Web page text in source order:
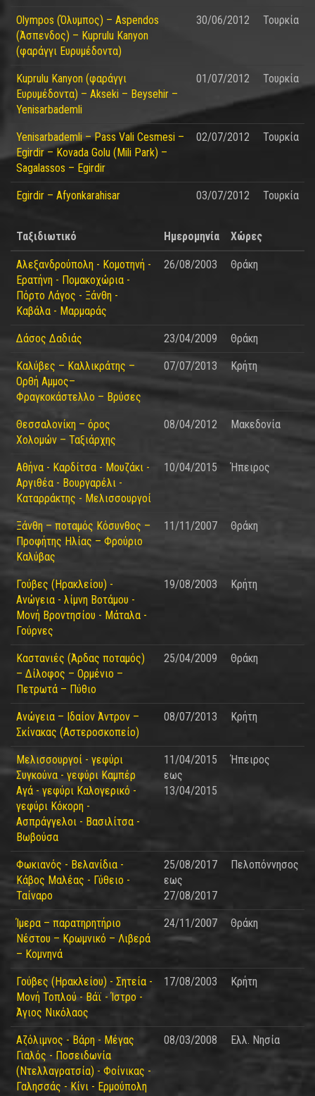
Olympos (Όλυμπος) – Aspendos
(Άσπενδος) – Kuprulu Kanyon
(φαράγγι Ευρυμέδοντα)
30/06/2012 Τουρκία
Kuprulu Kanyon (φαράγγι
Ευρυμέδοντα) – Akseki – Beysehir –
Yenisarbademli
01/07/2012 Τουρκία
Yenisarbademli – Pass Vali Cesmesi –
Egirdir – Kovada Golu (Mili Park) –
Sagalassos – Egirdir
02/07/2012 Τουρκία
Egirdir – Afyonkarahisar 03/07/2012 Τουρκία
Ταξιδιωτικό Ημερομηνία Χώρες
Αλεξανδρούπολη - Κομοτηνή -
Ερατήνη - Πομακοχώρια -
Πόρτο Λάγος - Ξάνθη -
Καβάλα - Μαρμαράς
26/08/2003 Θράκη
Δάσος Δαδιάς 23/04/2009 Θράκη
Καλύβες – Καλλικράτης –
Ορθή Αμμος–
Φραγκοκάστελλο – Βρύσες
07/07/2013 Κρήτη
Θεσσαλονίκη – όρος
Χολομών – Ταξιάρχης
08/04/2012 Μακεδονία
Αθήνα - Καρδίτσα - Μουζάκι -
Αργιθέα - Βουργαρέλι -
Καταρράκτης - Μελισσουργοί
10/04/2015 Ήπειρος
Ξάνθη – ποταμός Κόσυνθος –
Προφήτης Ηλίας – Φρούριο
Καλύβας
11/11/2007 Θράκη
Γούβες (Ηρακλείου) -
Ανώγεια - λίμνη Βοτάμου -
Μονή Βροντησίου - Μάταλα -
Γούρνες
19/08/2003 Κρήτη
Καστανιές (Άρδας ποταμός)
– Δίλοφος – Ορμένιο –
Πετρωτά – Πύθιο
25/04/2009 Θράκη
Ανώγεια – Ιδαίον Άντρον –
Σκίνακας (Αστεροσκοπείο)
08/07/2013 Κρήτη
Μελισσουργοί - γεφύρι
Συγκούνα - γεφύρι Καμπέρ
Αγά - γεφύρι Καλογερικό -
γεφύρι Κόκορη -
Ασπράγγελοι - Βασιλίτσα -
Βωβούσα
11/04/2015
εως
13/04/2015
Ήπειρος
Φωκιανός - Βελανίδια -
Κάβος Μαλέας - Γύθειο -
Ταίναρο
25/08/2017
εως
27/08/2017
Πελοπόννησος
Ίμερα – παρατηρητήριο
Νέστου – Κρωμνικό – Λιβερά
– Κομνηνά
24/11/2007 Θράκη
Γούβες (Ηρακλείου) - Σητεία -
Μονή Τοπλού - Βάϊ - Ίστρο -
Άγιος Νικόλαος
17/08/2003 Κρήτη
Αζόλιμνος - Βάρη - Μέγας
Γιαλός - Ποσειδωνία
(Ντελλαγρατσία) - Φοίνικας -
Γαλησσάς - Κίνι - Ερμούπολη
08/03/2008 Ελλ. Νησία